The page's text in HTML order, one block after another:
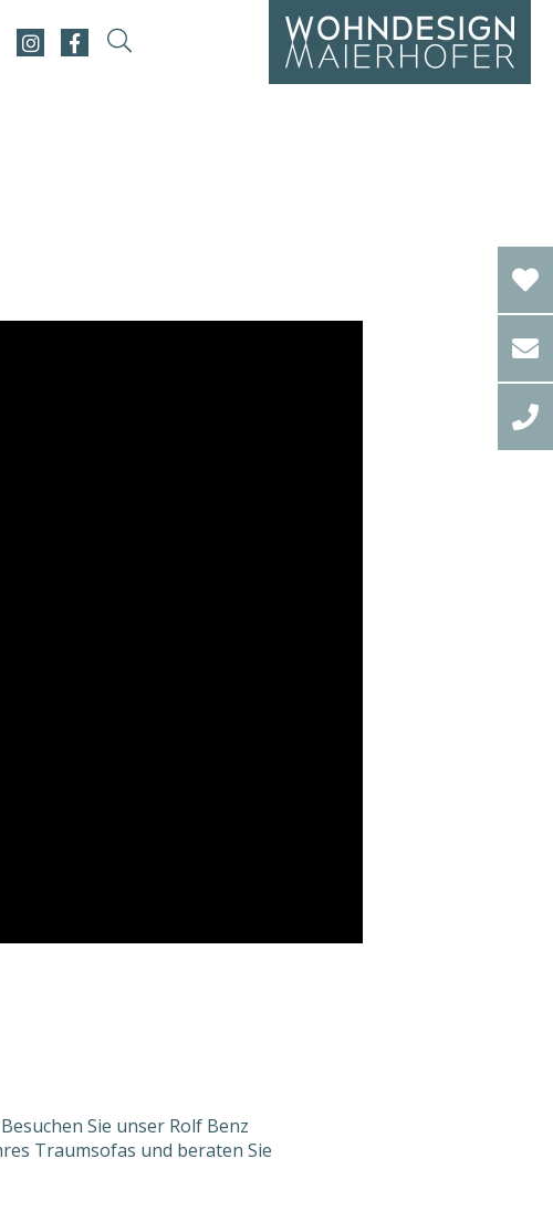
Sie unser Rolf Benz
Traumsofas und beraten Sie